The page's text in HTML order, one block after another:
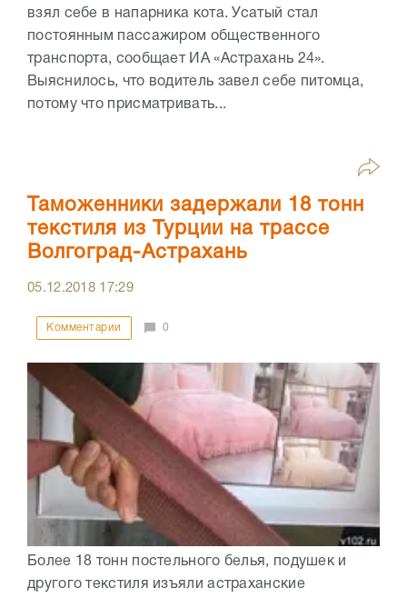
взял себе в напарника кота. Усатый стал
постоянным пассажиром общественного
транспорта, сообщает ИА «Астрахань 24».
Выяснилось, что водитель завел себе питомца,
потому что присматривать...
Таможенники задержали 18 тонн
текстиля из Турции на трассе
Волгоград-Астрахань
05.12.2018 17:29
Комментарии 0
Более 18 тонн постельного белья, подушек и
другого текстиля изъяли астраханские